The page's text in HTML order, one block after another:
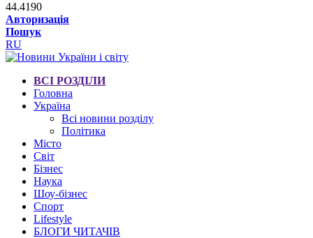
44.4190
Авторизація
Пошук
RU
ВСІ РОЗДІЛИ
Головна
Україна
Всі новини розділу
Політика
Місто
Світ
Бізнес
Наука
Шоу-бізнес
Спорт
Lifestyle
БЛОГИ ЧИТАЧІВ